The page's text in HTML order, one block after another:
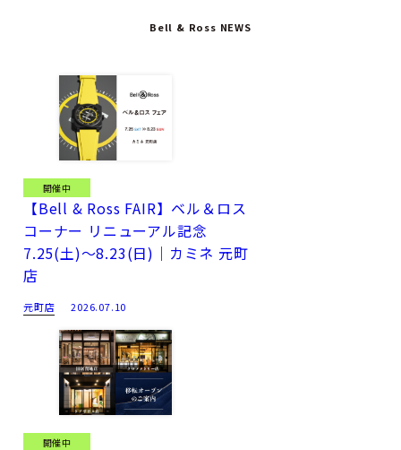
Bell & Ross NEWS
開催中
【Bell & Ross FAIR】ベル＆ロス
コーナー リニューアル記念
7.25(土)～8.23(日)｜カミネ 元町
店
元町店 2026.07.10
開催中